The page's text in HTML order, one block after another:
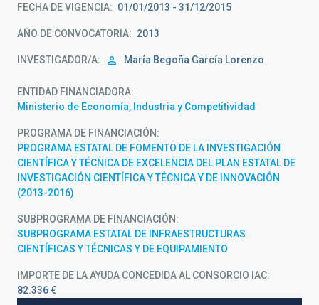
FECHA DE VIGENCIA 01/01/2013 - 31/12/2015
AÑO DE CONVOCATORIA 2013
INVESTIGADOR/A María Begoña García Lorenzo
ENTIDAD FINANCIADORA
Ministerio de Economía, Industria y Competitividad
PROGRAMA DE FINANCIACIÓN
PROGRAMA ESTATAL DE FOMENTO DE LA INVESTIGACIÓN
CIENTÍFICA Y TÉCNICA DE EXCELENCIA DEL PLAN ESTATAL DE
INVESTIGACIÓN CIENTÍFICA Y TÉCNICA Y DE INNOVACIÓN
(2013-2016)
SUBPROGRAMA DE FINANCIACIÓN
SUBPROGRAMA ESTATAL DE INFRAESTRUCTURAS
CIENTÍFICAS Y TÉCNICAS Y DE EQUIPAMIENTO
IMPORTE DE LA AYUDA CONCEDIDA AL CONSORCIO IAC
82.336 €